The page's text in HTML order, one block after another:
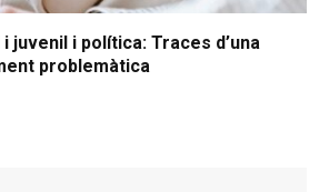
juvenil i política: Traces d’una
problemàtica